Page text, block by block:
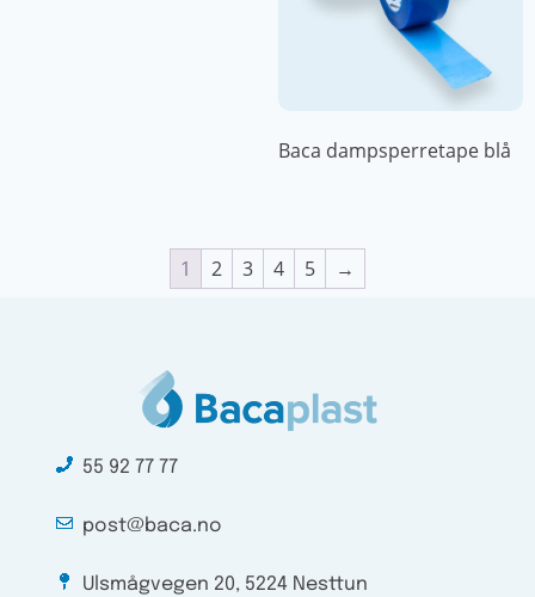
Baca dampsperretape blå
1 2 3 4 5 →
55 92 77 77
post@baca.no
Ulsmågvegen 20, 5224 Nesttun